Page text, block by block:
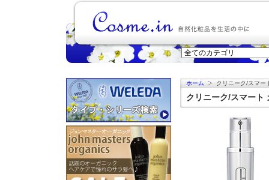
ホーム クリニーク/スマ
クリニーク/スマート